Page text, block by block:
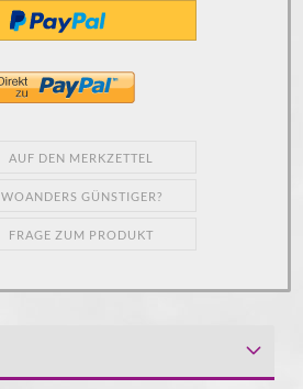
AUF DEN MERKZETTEL
WOANDERS GÜNSTIGER?
FRAGE ZUM PRODUKT